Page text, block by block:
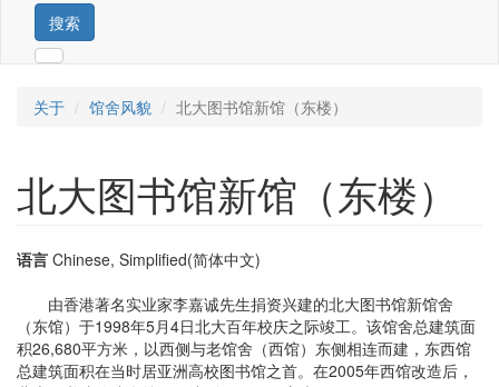
搜索
关于 馆舍风貌 北大图书馆新馆（东楼）
北大图书馆新馆（东楼）
语言 Chinese, Simplified(简体中文)
由香港著名实业家李嘉诚先生捐资兴建的北大图书馆新馆舍
（东馆）于1998年5月4日北大百年校庆之际竣工。该馆舍总建筑面
积26,680平方米，以西侧与老馆舍（西馆）东侧相连而建，东西馆
总建筑面积在当时居亚洲高校图书馆之首。在2005年西馆改造后，